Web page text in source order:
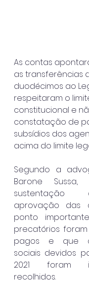
As contas
as transferências
duodécimos ao
respeitaram o
constitucional e
constatação de
subsídios dos
acima do limite
Segundo a
Barone
aprovação das
ponto
precatórios
pagos e que
sociais devidos
2021 foram
recolhidos.